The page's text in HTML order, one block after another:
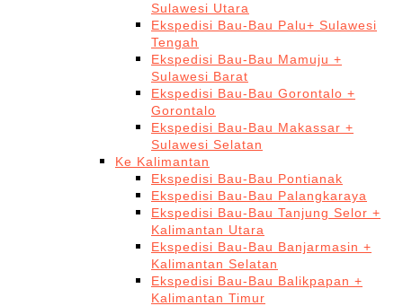
Sulawesi Utara
Ekspedisi Bau-Bau Palu+ Sulawesi
Tengah
Ekspedisi Bau-Bau Mamuju +
Sulawesi Barat
Ekspedisi Bau-Bau Gorontalo +
Gorontalo
Ekspedisi Bau-Bau Makassar +
Sulawesi Selatan
Ke Kalimantan
Ekspedisi Bau-Bau Pontianak
Ekspedisi Bau-Bau Palangkaraya
Ekspedisi Bau-Bau Tanjung Selor +
Kalimantan Utara
Ekspedisi Bau-Bau Banjarmasin +
Kalimantan Selatan
Ekspedisi Bau-Bau Balikpapan +
Kalimantan Timur